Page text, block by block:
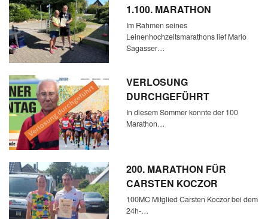
1.100. MARATHON
Im Rahmen seines
Leinenhochzeitsmarathons lief Mario
Sagasser…
VERLOSUNG
DURCHGEFÜHRT
In diesem Sommer konnte der 100
Marathon…
200. MARATHON FÜR
CARSTEN KOCZOR
100MC Mitglied Carsten Koczor bei dem
24h-…